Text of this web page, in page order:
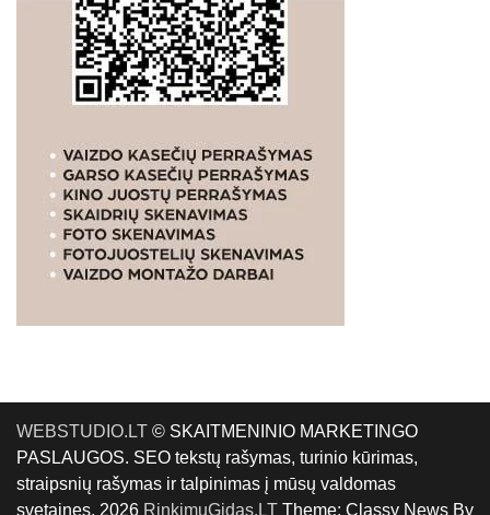
WEBSTUDIO.LT © SKAITMENINIO MARKETINGO
PASLAUGOS. SEO tekstų rašymas, turinio kūrimas,
straipsnių rašymas ir talpinimas į mūsų valdomas
svetaines. 2026 RinkimųGidas.LT Theme: Classy News By